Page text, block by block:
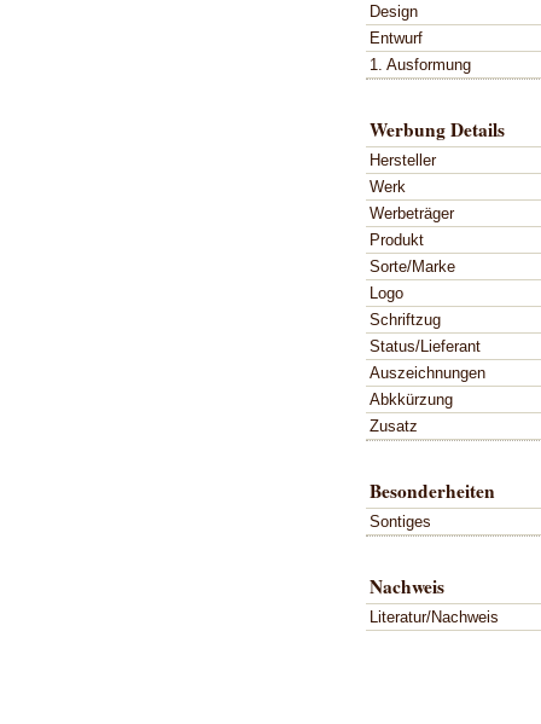
Design
Entwurf
1. Ausformung
Werbung Details
Hersteller
Werk
Werbeträger
Produkt
Sorte/Marke
Logo
Schriftzug
Status/Lieferant
Auszeichnungen
Abkkürzung
Zusatz
Besonderheiten
Sontiges
Nachweis
Literatur/Nachweis